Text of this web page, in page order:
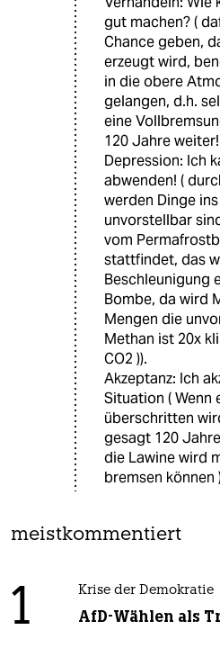
gut machen? (
Chance geben,
erzeugt wird,
in die obere
gelangen, d.h.
eine
120 Jahre weiter!
Depression: Ich
abwenden! (
werden Dinge
unvorstellbar
vom
stattfindet, das
Beschleunigung
Bombe, da wird
Mengen die
Methan ist 20x
CO2 )).
Akzeptanz: Ich
Situation ( Wenn
überschritten
gesagt 120
die Lawine wird
bremsen können
meistkommentiert
1 Krise der Demokratie
AfD-Wählen als